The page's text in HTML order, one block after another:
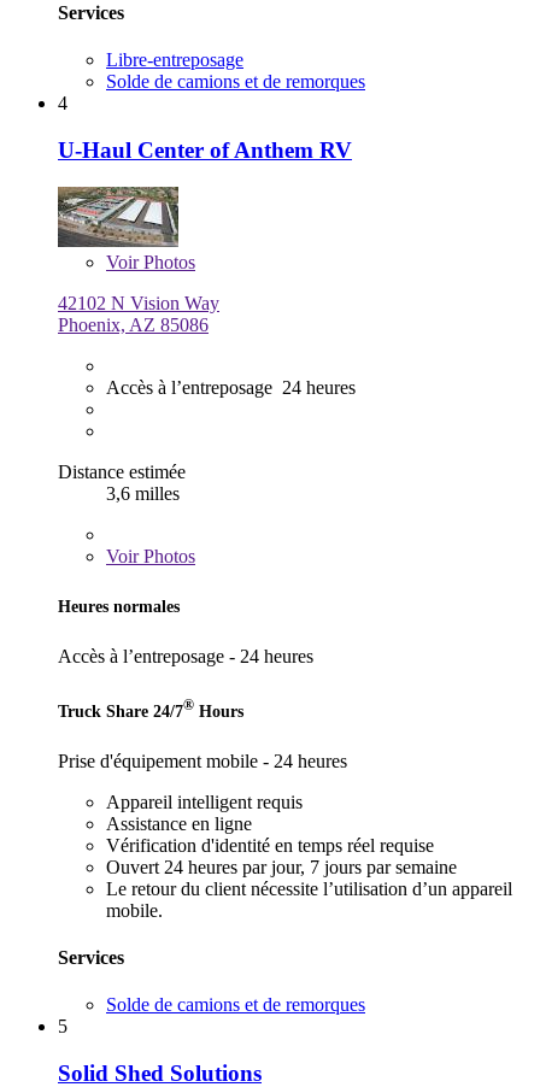
Services
Libre-entreposage
Solde de camions et de remorques
4
U-Haul Center of Anthem RV
VoirPhotos
42102 N Vision Way
Phoenix, AZ 85086
Accès à l’entreposage 24 heures
Distance estimée
3,6 milles
VoirPhotos
Heures normales
Accès à l’entreposage - 24 heures
Truck Share 24/7® Hours
Prise d'équipement mobile - 24 heures
Appareil intelligent requis
Assistance en ligne
Vérification d'identité en temps réel requise
Ouvert 24 heures par jour, 7 jours par semaine
Le retour du client nécessite l’utilisation d’un appareil
mobile.
Services
Solde de camions et de remorques
5
Solid Shed Solutions